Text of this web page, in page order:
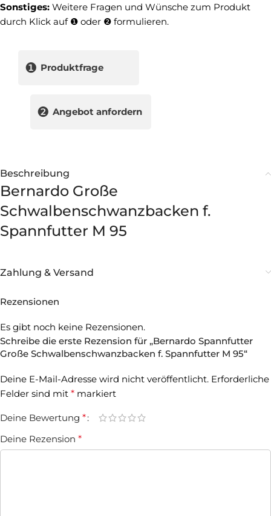
Sonstiges: Weitere Fragen und Wünsche zum Produkt
durch Klick auf ❶ oder ❷ formulieren.
❶ Produktfrage
❷ Angebot anfordern
Beschreibung
Bernardo Große
Schwalbenschwanzbacken f.
Spannfutter M 95
Zahlung & Versand
Rezensionen
Es gibt noch keine Rezensionen.
Schreibe die erste Rezension für „Bernardo Spannfutter
Große Schwalbenschwanzbacken f. Spannfutter M 95“
Deine E-Mail-Adresse wird nicht veröffentlicht. Erforderliche
Felder sind mit * markiert
Deine Bewertung *
Deine Rezension *